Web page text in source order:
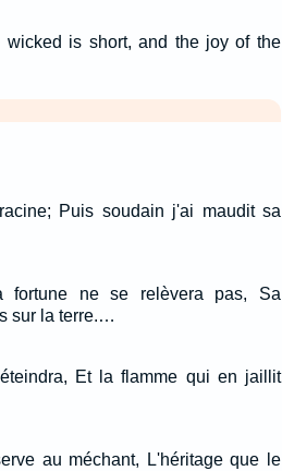
wicked is short, and the joy of the
Puis soudain j'ai maudit sa
fortune ne se relèvera pas, Sa
sur la terre.…
Et la flamme qui en jaillit
au méchant, L'héritage que le